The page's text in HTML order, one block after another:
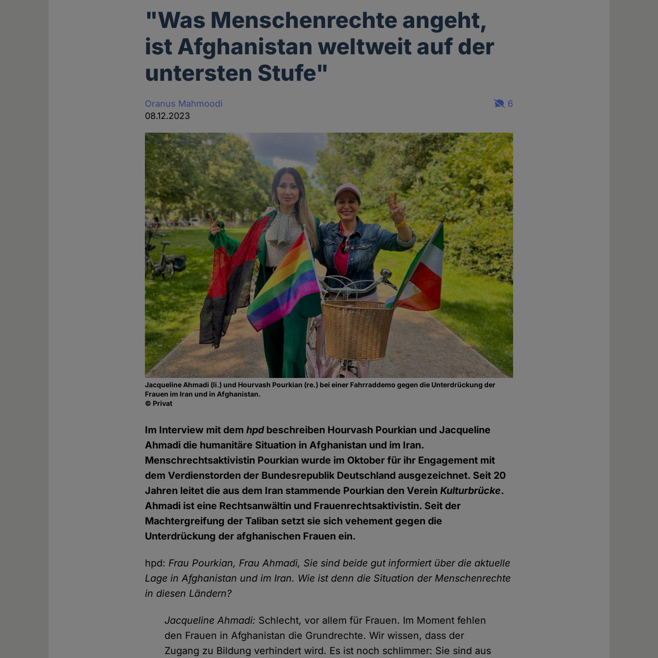
"Was Menschenrechte angeht,
ist Afghanistan weltweit auf der
untersten Stufe"
Oranus Mahmoodi
08.12.2023
6
Jacqueline Ahmadi (li.) und Hourvash Pourkian (re.) bei einer Fahrraddemo gegen die Unterdrückung der
Frauen im Iran und in Afghanistan.
© Privat
Im Interview mit demhpdbeschreiben Hourvash Pourkian und Jacqueline
Ahmadi die humanitäre Situation in Afghanistan und im Iran.
Menschrechtsaktivistin Pourkian wurde im Oktober für ihr Engagement mit
dem Verdienstorden der Bundesrepublik Deutschland ausgezeichnet. Seit 20
Jahren leitet die aus dem Iran stammende Pourkian den VereinKulturbrücke.
Ahmadi ist eine Rechtsanwältin und Frauenrechtsaktivistin. Seit der
Machtergreifung der Taliban setzt sie sich vehement gegen die
Unterdrückung der afghanischen Frauen ein.
hpd: Frau Pourkian, Frau Ahmadi, Sie sind beide gut informiert über die aktuelle
Lage in Afghanistan und im Iran. Wie ist denn die Situation der Menschenrechte
in diesen Ländern?
Jacqueline Ahmadi: Schlecht, vor allem für Frauen. Im Moment fehlen
den Frauen in Afghanistan die Grundrechte. Wir wissen, dass der
Zugang zu Bildung verhindert wird. Es ist noch schlimmer: Sie sind aus